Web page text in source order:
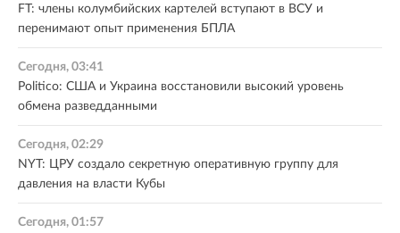
FT: члены колумбийских картелей вступают в ВСУ и
перенимают опыт применения БПЛА
Сегодня, 03:41
Politico: США и Украина восстановили высокий уровень
обмена разведданными
Сегодня, 02:29
NYT: ЦРУ создало секретную оперативную группу для
давления на власти Кубы
Сегодня, 01:57